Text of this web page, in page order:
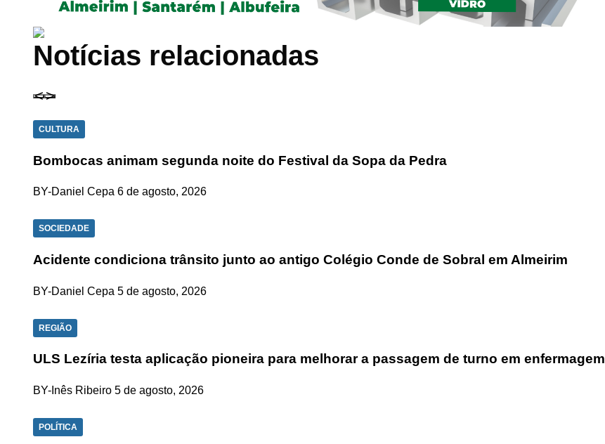
Notícias relacionadas
CULTURA
Bombocas animam segunda noite do Festival da Sopa da Pedra
BY-Daniel Cepa 6 de agosto, 2026
SOCIEDADE
Acidente condiciona trânsito junto ao antigo Colégio Conde de Sobral em Almeirim
BY-Daniel Cepa 5 de agosto, 2026
REGIÃO
ULS Lezíria testa aplicação pioneira para melhorar a passagem de turno em enfermagem
BY-Inês Ribeiro 5 de agosto, 2026
POLÍTICA